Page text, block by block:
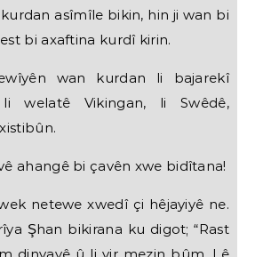
asîmîle bikin, hin ji wan bi
bi axaftina kurdî kirin.
wan kurdan li bajarekî
li welatê Vikingan, li Swêdê,
ahangê bi çavên xwe bidîtana!
netewe xwedî çi hêjayiyê ne.
Şhan bikirana ku digot; “Rast